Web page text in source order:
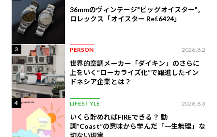
36mmのヴィンテージ"ビッグオイスター"。
ロレックス「オイスター Ref.6424」
3 PERSON 2026.8.2
世界的空調メーカー「ダイキン」のさらに
上をいく“ローカライズ化”で躍進したイン
ドネシア企業とは？
4 LIFESTYLE 2026.8.3
いくら貯めればFIREできる？ 動
詞“Coast”の意味から学んだ「一生無理」な
切ない現実